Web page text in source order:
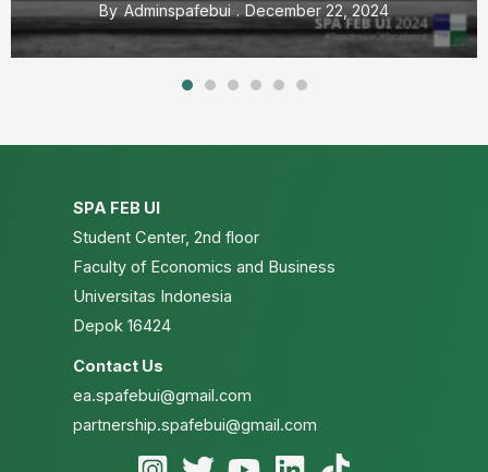
By Adminspafebui September 19, 2024
SPA FEB UI
Student Center, 2nd floor
Faculty of Economics and Business
Universitas Indonesia
Depok 16424
Contact Us
ea.spafebui@gmail.com
partnership.spafebui@gmail.com